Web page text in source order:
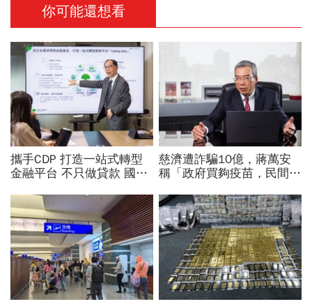
你可能還想看
攜手CDP 打造一站式轉型
金融平台 不只做貸款 國泰
慈濟遭詐騙10億，蔣萬安
稱「政府買夠疫苗，民間就
話說得不夠公道